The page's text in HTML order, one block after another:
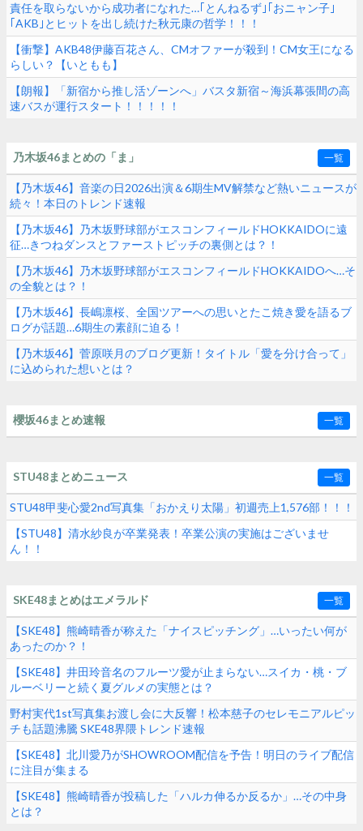
責任を取らないから成功者になれた…｢とんねるず｣｢おニャン子｣
｢AKB｣とヒットを出し続けた秋元康の哲学！！！
【衝撃】AKB48伊藤百花さん、CMオファーが殺到！CM女王になる
らしい？【いともも】
【朗報】「新宿から推し活ゾーンへ」バスタ新宿～海浜幕張間の高
速バスが運行スタート！！！！！
乃木坂46まとめの「ま」 一覧
【乃木坂46】音楽の日2026出演＆6期生MV解禁など熱いニュースが
続々！本日のトレンド速報
【乃木坂46】乃木坂野球部がエスコンフィールドHOKKAIDOに遠
征…きつねダンスとファーストピッチの裏側とは？！
【乃木坂46】乃木坂野球部がエスコンフィールドHOKKAIDOへ…そ
の全貌とは？！
【乃木坂46】長嶋凛桜、全国ツアーへの思いとたこ焼き愛を語るブ
ログが話題…6期生の素顔に迫る！
【乃木坂46】菅原咲月のブログ更新！タイトル「愛を分け合って」
に込められた想いとは？
櫻坂46まとめ速報 一覧
STU48まとめニュース 一覧
STU48甲斐心愛2nd写真集「おかえり太陽」初週売上1,576部！！！
【STU48】清水紗良が卒業発表！卒業公演の実施はございませ
ん！！
SKE48まとめはエメラルド 一覧
【SKE48】熊崎晴香が称えた「ナイスピッチング」…いったい何が
あったのか？！
【SKE48】井田玲音名のフルーツ愛が止まらない…スイカ・桃・ブ
ルーベリーと続く夏グルメの実態とは？
野村実代1st写真集お渡し会に大反響！松本慈子のセレモニアルピッ
チも話題沸騰 SKE48界隈トレンド速報
【SKE48】北川愛乃がSHOWROOM配信を予告！明日のライブ配信
に注目が集まる
【SKE48】熊崎晴香が投稿した「ハルカ伸るか反るか」…その中身
とは？